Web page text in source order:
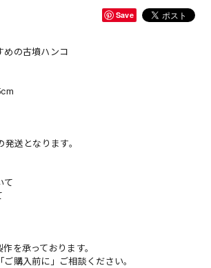
Save
めの古墳ハンコ
送となります。
て
を承っております。
購入前に」ご相談ください。